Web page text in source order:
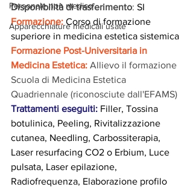
Personale non medico
Apparecchiature medicali usate
Disponibilità di trasferimento: SI
Formazione: Corso di formazione
superiore in medicina estetica sistemica
Formazione Post-Universitaria in
Medicina Estetica: Allievo il formazione
Scuola di Medicina Estetica
Quadriennale (riconosciute dall'EFAMS)
Trattamenti eseguiti: Filler, Tossina
botulinica, Peeling, Rivitalizzazione
cutanea, Needling, Carbossiterapia,
Laser resurfacing CO2 o Erbium, Luce
pulsata, Laser epilazione,
Radiofrequenza, Elaborazione profilo